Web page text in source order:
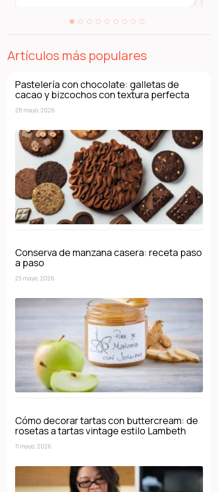
Artículos más populares
Pastelería con chocolate: galletas de
cacao y bizcochos con textura perfecta
28 mayo, 2026
Conserva de manzana casera: receta paso
a paso
25 mayo, 2026
Cómo decorar tartas con buttercream: de
rosetas a tartas vintage estilo Lambeth
11 mayo, 2026